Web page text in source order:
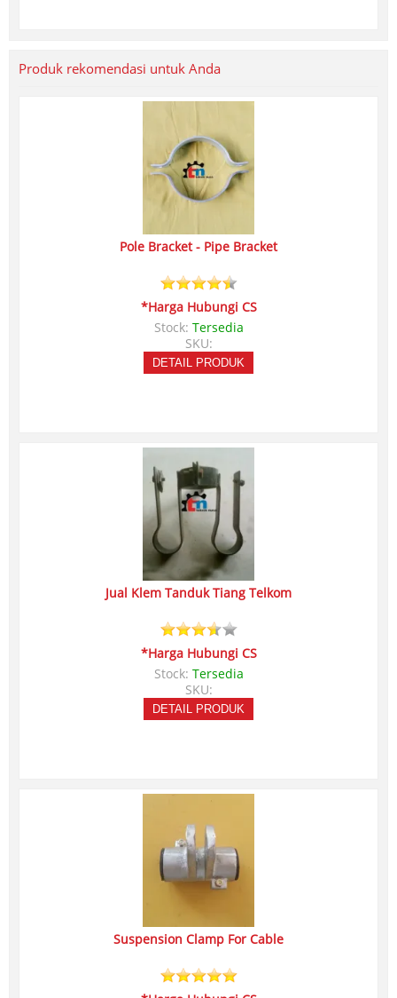
Produk rekomendasi untuk Anda
Pole Bracket - Pipe Bracket
*Harga Hubungi CS
Stock: Tersedia
SKU:
DETAIL PRODUK
Jual Klem Tanduk Tiang Telkom
*Harga Hubungi CS
Stock: Tersedia
SKU:
DETAIL PRODUK
Suspension Clamp For Cable